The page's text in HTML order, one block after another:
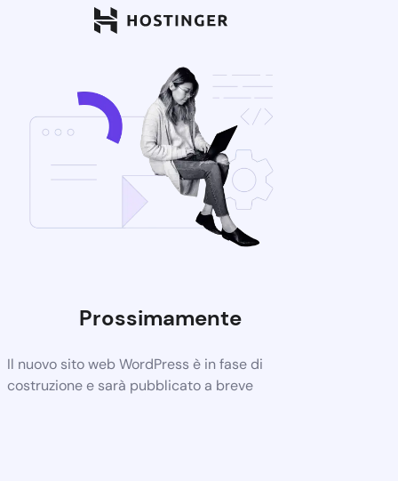
Prossimamente
Il nuovo sito web WordPress è in fase di
costruzione e sarà pubblicato a breve